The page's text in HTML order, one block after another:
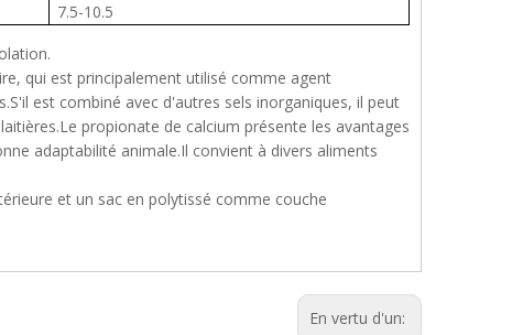
7.5-10.5
qui est principalement utilisé comme agent
est combiné avec d'autres sels inorganiques, il peut
propionate de calcium présente les avantages
adaptabilité animale.Il convient à divers aliments
et un sac en polytissé comme couche
En vertu d'un: